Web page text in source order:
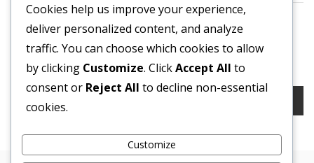
Sazinieties ar mums
Meklēt
Search
for:
Cookies help us improve your experience,
deliver personalized content, and analyze
traffic. You can choose which cookies to allow
by clicking Customize. ClickAccept All to
consent or Reject All to decline non-essential
cookies.
Customize